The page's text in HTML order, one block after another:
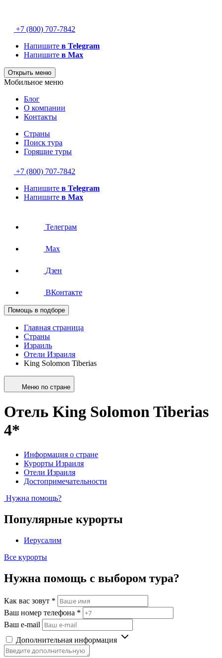
+7 (800) 707-7842
Напишите в Telegram
Напишите в Max
Открыть меню
Мобильное меню
Блог
О компании
Контакты
Страны
Поиск тура
Горящие туры
+7 (800) 707-7842
Напишите в Telegram
Напишите в Max
Телеграм
Max
Дзен
ВКонтакте
Помощь в подборе
Главная страница
Страны
Израиль
Отели Израиля
King Solomon Tiberias
Меню по стране
Отель King Solomon Tiberias
4*
Информация о стране
Курорты Израиля
Отели Израиля
Достопримечательности
Нужна помощь?
Популярные курорты
Иерусалим
Все курорты
Нужна помощь с выбором тура?
Как вас зовут *
Ваш номер телефона *
Ваш e-mail
Дополнительная информация